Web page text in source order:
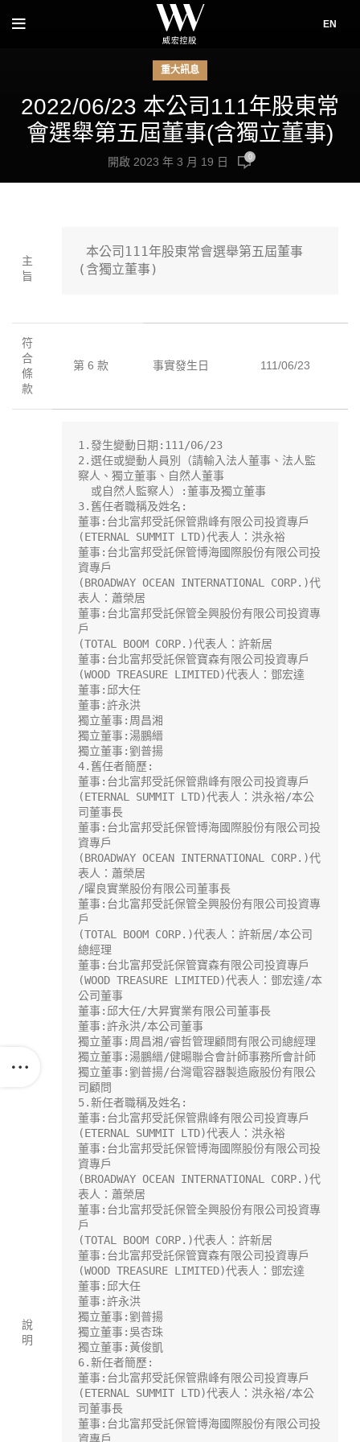
EN
重大訊息
2022/06/23 本公司111年股東常
會選舉第五屆董事(含獨立董事)
開啟 2023 年 3 月 19 日 0
主
旨
本公司111年股東常會選舉第五屆董事
(含獨立董事)
符
合
條
款
第 6 款 事實發生日 111/06/23
說
明
1.發生變動日期:111/06/23
2.選任或變動人員別（請輸入法人董事、法人監
察人、獨立董事、自然人董事
3.舊任者職稱及姓名:
董事:台北富邦受託保管鼎峰有限公司投資專戶
(ETERNAL SUMMIT LTD)代表人：洪永裕
董事:台北富邦受託保管博海國際股份有限公司投
資專戶
(BROADWAY OCEAN INTERNATIONAL CORP.)代
表人：蕭榮居
董事:台北富邦受託保管全興股份有限公司投資專
戶
(TOTAL BOOM CORP.)代表人：許新居
董事:台北富邦受託保管寶森有限公司投資專戶
(WOOD TREASURE LIMITED)代表人：鄧宏達
董事:邱大任
董事:許永洪
獨立董事:周昌湘
獨立董事:湯鵬縉
獨立董事:劉普揚
4.舊任者簡歷:
董事:台北富邦受託保管鼎峰有限公司投資專戶
(ETERNAL SUMMIT LTD)代表人：洪永裕/本公
司董事長
董事:台北富邦受託保管博海國際股份有限公司投
資專戶
(BROADWAY OCEAN INTERNATIONAL CORP.)代
表人：蕭榮居
/曜良實業股份有限公司董事長
董事:台北富邦受託保管全興股份有限公司投資專
戶
(TOTAL BOOM CORP.)代表人：許新居/本公司
總經理
董事:台北富邦受託保管寶森有限公司投資專戶
(WOOD TREASURE LIMITED)代表人：鄧宏達/本
公司董事
董事:邱大任/大昇實業有限公司董事長
董事:許永洪/本公司董事
獨立董事:周昌湘/睿哲管理顧問有限公司總經理
獨立董事:湯鵬縉/健暘聯合會計師事務所會計師
獨立董事:劉普揚/台灣電容器製造廠股份有限公
司顧問
5.新任者職稱及姓名:
董事:台北富邦受託保管鼎峰有限公司投資專戶
(ETERNAL SUMMIT LTD)代表人：洪永裕
董事:台北富邦受託保管博海國際股份有限公司投
資專戶
(BROADWAY OCEAN INTERNATIONAL CORP.)代
表人：蕭榮居
董事:台北富邦受託保管全興股份有限公司投資專
戶
(TOTAL BOOM CORP.)代表人：許新居
董事:台北富邦受託保管寶森有限公司投資專戶
(WOOD TREASURE LIMITED)代表人：鄧宏達
董事:邱大任
董事:許永洪
獨立董事:劉普揚
獨立董事:吳杏珠
獨立董事:黃俊凱
6.新任者簡歷:
董事:台北富邦受託保管鼎峰有限公司投資專戶
(ETERNAL SUMMIT LTD)代表人：洪永裕/本公
司董事長
董事:台北富邦受託保管博海國際股份有限公司投
資專戶